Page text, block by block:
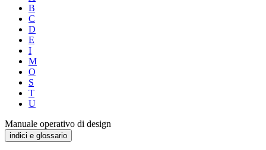
B
C
D
E
I
M
O
S
T
U
Manuale operativo di design
indici e glossario